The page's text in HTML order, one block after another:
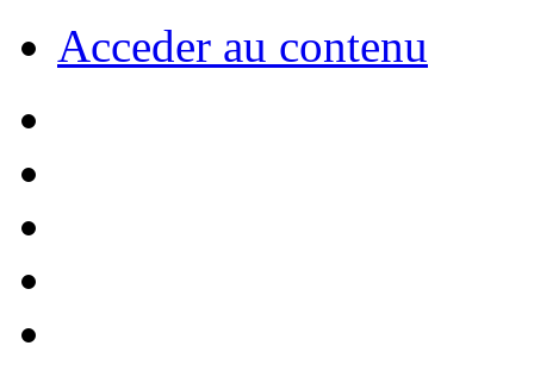
Acceder au contenu